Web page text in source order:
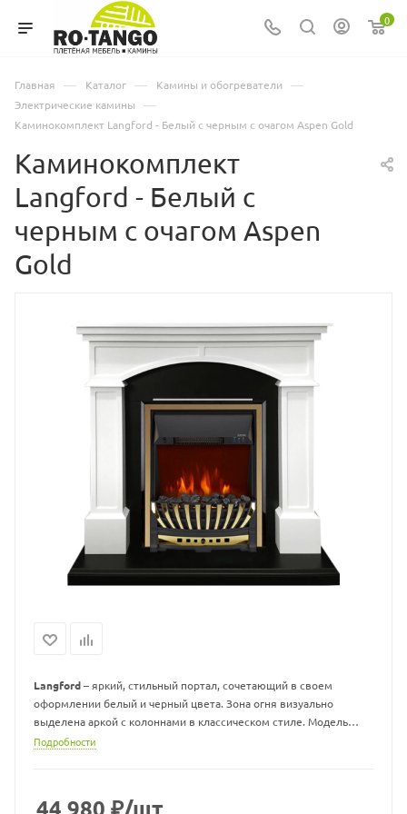
0
Главная — Каталог — Камины и обогреватели —
Электрические камины —
Каминокомплект Langford - Белый с черным с очагом Aspen Gold
Каминокомплект
Langford - Белый с
черным с очагом Aspen
Gold
Langford– яркий, стильный портал, сочетающий в своем
оформлении белый и черный цвета. Зона огня визуально
выделена аркой с колоннами в классическом стиле. Модель
подходит для установки как в городских квартирах, так и в
Подробности
44 980 ₽/шт